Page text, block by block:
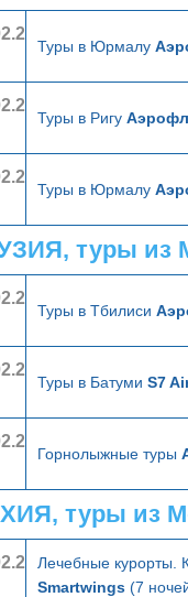
Туры в Юрмалу
Туры в Ригу
Туры в Юрмалу
туры из
Туры в Тбилиси
Туры в Батуми S7
Горнолыжные туры
туры из
Лечебные курорты.
Smartwings (7